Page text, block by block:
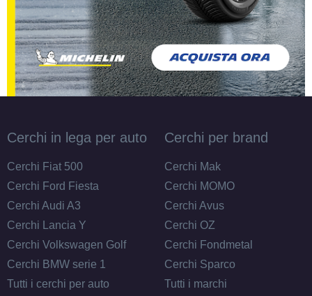
Cerchi in lega per auto
Cerchi Fiat 500
Cerchi Ford Fiesta
Cerchi Audi A3
Cerchi Lancia Y
Cerchi Volkswagen Golf
Cerchi BMW serie 1
Tutti i cerchi per auto
Cerchi per brand
Cerchi Mak
Cerchi MOMO
Cerchi Avus
Cerchi OZ
Cerchi Fondmetal
Cerchi Sparco
Tutti i marchi